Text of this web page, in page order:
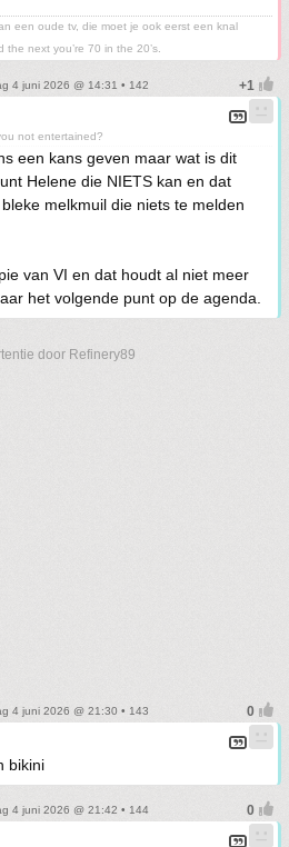
een oude tv, die moet je ook eerst een knal
the next you’re 70 in the 20’s.
4 juni 2026 @ 14:31 • 142
not entertained?
een kans geven maar wat is dit
Helene die NIETS kan en dat
melkmuil die niets te melden
van VI en dat houdt al niet meer
het volgende punt op de agenda.
door Refinery89
4 juni 2026 @ 21:30 • 143
bikini
4 juni 2026 @ 21:42 • 144